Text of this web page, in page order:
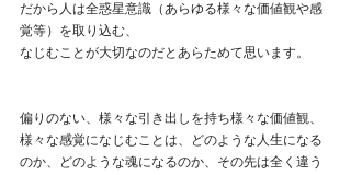
だから人は全惑星意識（あらゆる様々な価値観や感
覚等）を取り込む、
なじむことが大切なのだとあらためて思います。
偏りのない、様々な引き出しを持ち様々な価値観、
様々な感覚になじむことは、どのような人生になる
のか、どのような魂になるのか、その先は全く違う